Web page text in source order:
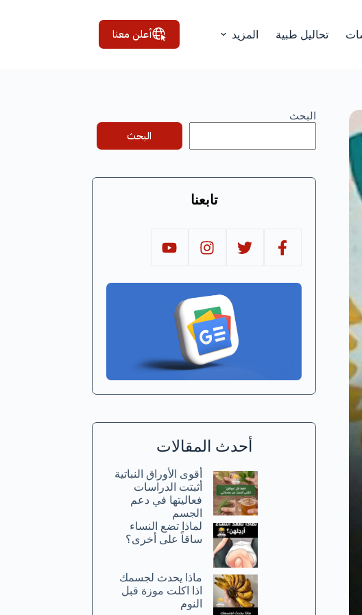
تحاليل طبية المزيد أعلن معنا
البحث
البحث
تابعنا
أحدث المقالات
أقوى الأوراق النباتية
أثبتت الدراسات
فعاليتها في دعم
الجسم
لماذا تضع النساء
ساقاً على أخرى؟
ماذا يحدث لجسمك
اذا اكلت موزة قبل
النوم